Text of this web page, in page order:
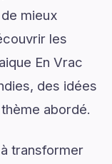
mieux
les
En Vrac
des idées
abordé.
transformer